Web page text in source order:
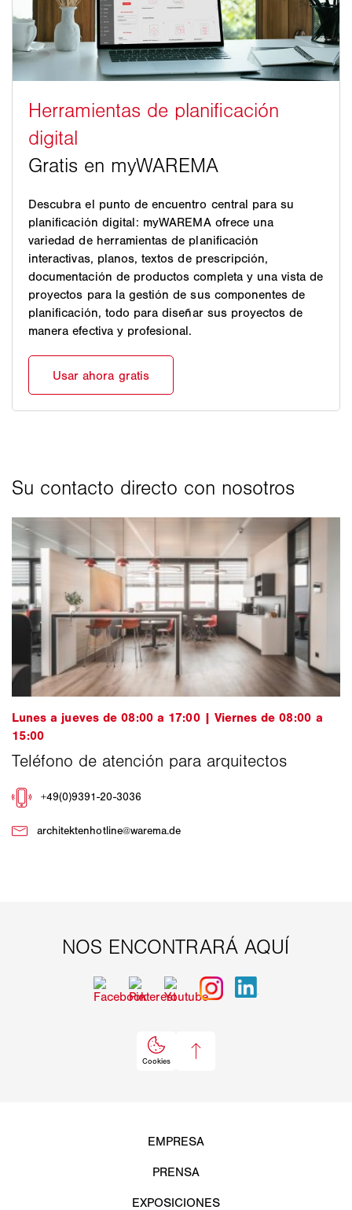
Descubra el punto de encuentro central para su
planificación digital: myWAREMA ofrece una
variedad de herramientas de planificación
interactivas, planos, textos de prescripción,
documentación de productos completa y una vista de
proyectos para la gestión de sus componentes de
planificación, todo para diseñar sus proyectos de
manera efectiva y profesional.